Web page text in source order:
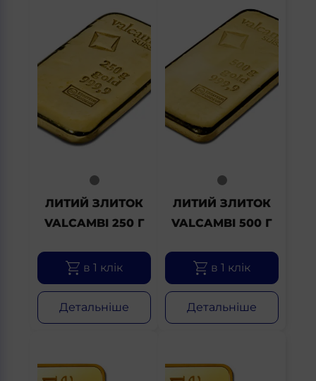
ЛИТИЙ ЗЛИТОК
VALCAMBI 250 Г
в 1 клік
Детальніше
ЛИТИЙ ЗЛИТОК
VALCAMBI 500 Г
в 1 клік
Детальніше